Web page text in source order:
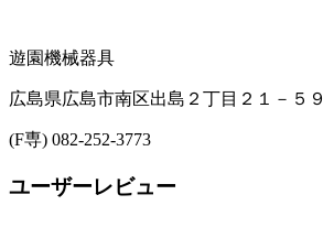
遊園機械器具
広島県広島市南区出島２丁目２１－５９
(F専) 082-252-3773
ユーザーレビュー